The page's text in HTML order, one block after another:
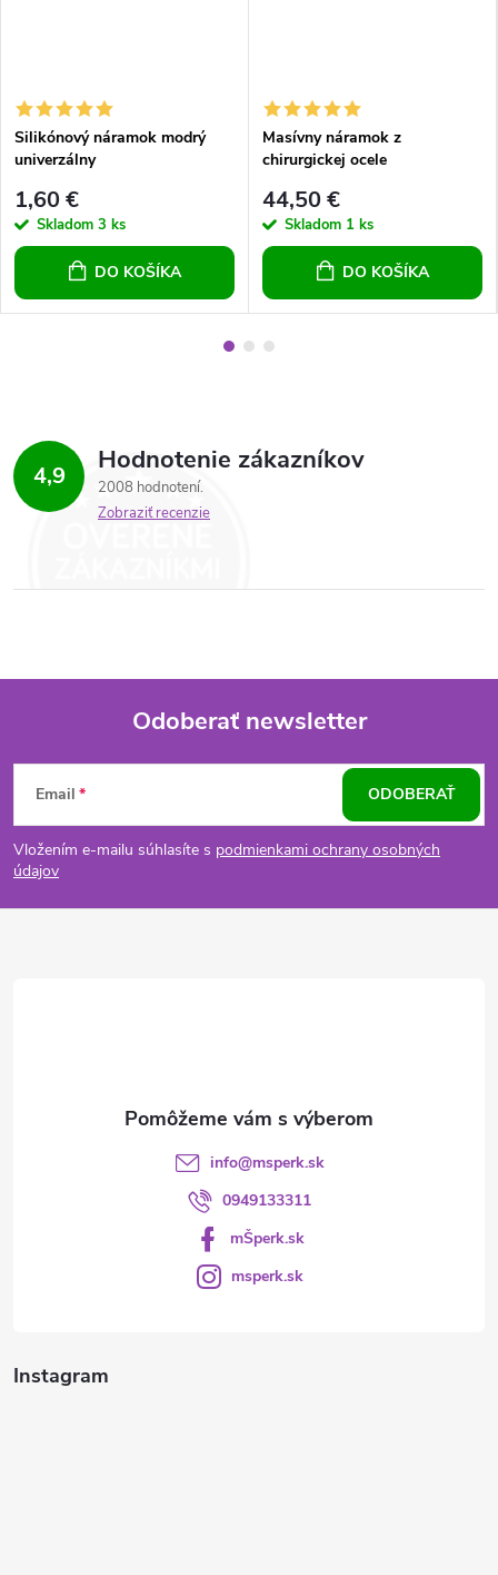
Silikónový náramok modrý
univerzálny
1,60 €
Skladom 3 ks
DO KOŠÍKA
Masívny náramok z
chirurgickej ocele
44,50 €
Skladom 1 ks
DO KOŠÍKA
4,9 Hodnotenie zákazníkov
2008 hodnotení
Zobraziť recenzie
Z
á
p
Odoberať newsletter
Email
Vložením e-mailu súhlasíte s podmienkami ochrany osobných
údajov
ODOBERAŤ
Instagram
info@msperk.sk
0949133311
mŠperk.sk
msperk.sk